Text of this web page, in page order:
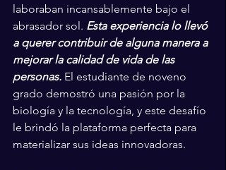
laboraban incansablemente bajo el
abrasador sol. Esta experiencia lo llevó
a querer contribuir de alguna manera a
mejorar la calidad de vida de las
personas. El estudiante de noveno
grado demostró una pasión por la
biología y la tecnología, y este desafío
le brindó la plataforma perfecta para
materializar sus ideas innovadoras.